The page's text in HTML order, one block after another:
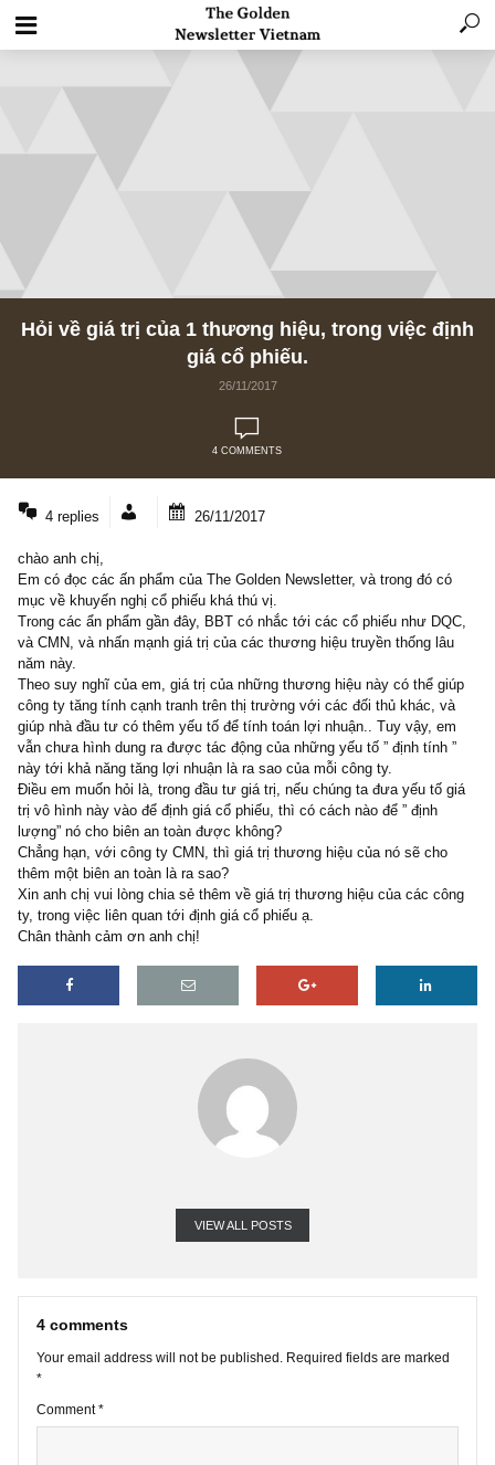
Hỏi về giá trị của 1 thương hiệu, trong việc
giá cổ phiếu.
4 replies 26/11/2017
chào anh chị,
Em có đọc các ấn phẩm của The Golden Newsletter, và trong đó
mục về khuyến nghị cổ phiếu khá thú vị.
Trong các ẩn phẩm gần đây, BBT có nhắc tới các cổ phiếu như
và CMN, và nhấn mạnh giá trị của các thương hiệu truyền thống
năm này.
Theo suy nghĩ của em, giá trị của những thương hiệu này có thể
công ty tăng tính cạnh tranh trên thị trường với các đối thủ khác,
giúp nhà đầu tư có thêm yếu tố để tính toán lợi nhuận.. Tuy vậy,
vẫn chưa hình dung ra được tác động của những yếu tố ” định
này tới khả năng tăng lợi nhuận là ra sao của mỗi công ty.
Điều em muốn hỏi là, trong đầu tư giá trị, nếu chúng ta đưa yếu tố
trị vô hình này vào để định giá cổ phiếu, thì có cách nào để ” định
lượng” nó cho biên an toàn được không?
Chẳng hạn, với công ty CMN, thì giá trị thương hiệu của nó sẽ
thêm một biên an toàn là ra sao?
Xin anh chị vui lòng chia sẻ thêm về giá trị thương hiệu của các
VIEW ALL POSTS